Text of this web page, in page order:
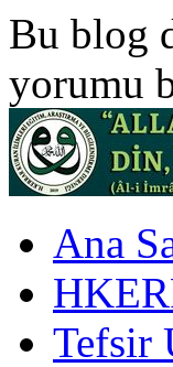
Bu blog
yorumu
Ana
Tefsir